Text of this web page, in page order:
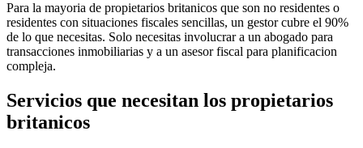
Para la mayoria de propietarios britanicos que son no residentes o
residentes con situaciones fiscales sencillas, un gestor cubre el 90%
de lo que necesitas. Solo necesitas involucrar a un abogado para
transacciones inmobiliarias y a un asesor fiscal para planificacion
compleja.
Servicios que necesitan los propietarios
britanicos